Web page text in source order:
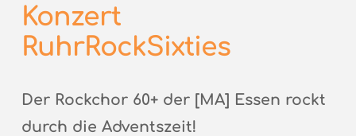
Konzert
RuhrRockSixties
Der Rockchor 60+ der [MA] Essen rockt
durch die Adventszeit!